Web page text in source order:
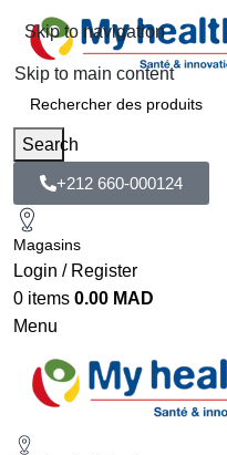
Skip to navigation
Skip to main content
Search
+212 660-000124
Magasins
Login / Register
0 items 0.00 MAD
Menu